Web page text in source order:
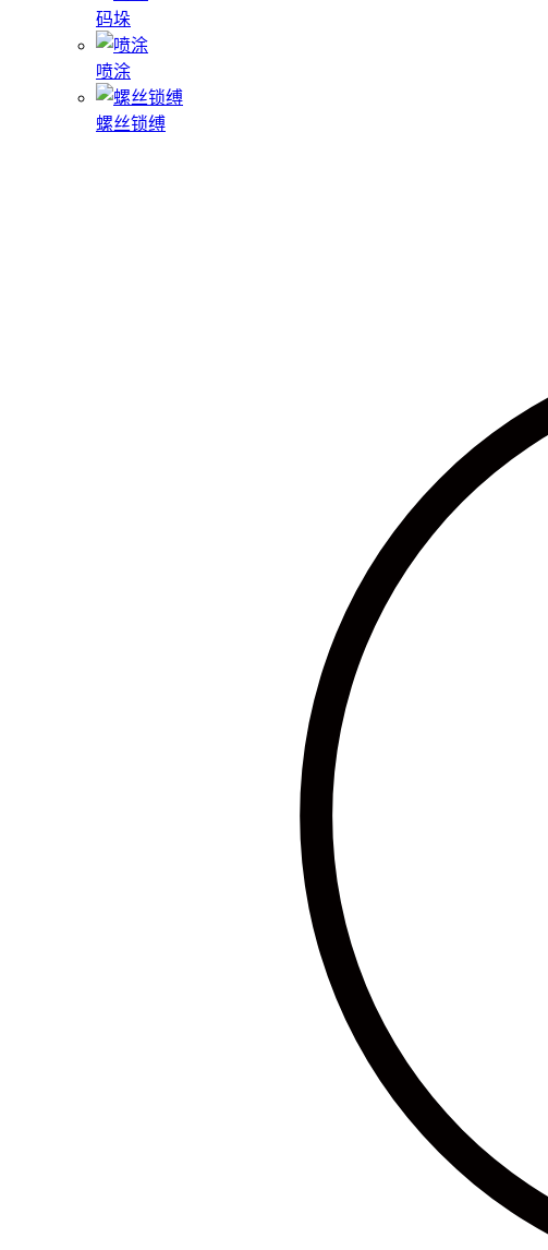
码垛
喷涂
螺丝锁缚